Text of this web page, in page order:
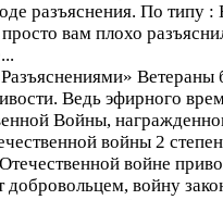
разъяснения. По типу :
вам плохо
Ветераны
Ведь эфирного
Войны,
войны 2
войне
войну